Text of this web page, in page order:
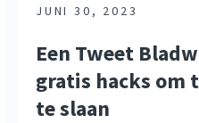
JUNI 30, 2023
Een Tweet
gratis hacks om
te slaan